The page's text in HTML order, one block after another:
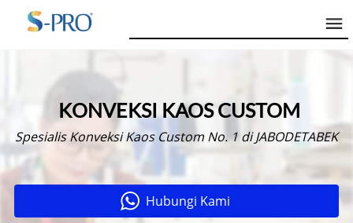
KONVEKSI KAOS CUSTOM
Spesialis Konveksi Kaos Custom No. 1 di JABODETABEK
` Hubungi Kami